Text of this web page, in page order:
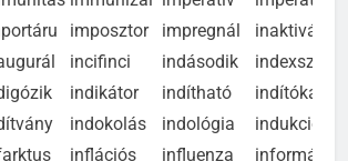
immunizál imperatív
imperátor
imposztor impregnál
inaktivál
incifinci indásodik
indexszám
indikátor indítható
indítókar
indokolás indológia
indukciós